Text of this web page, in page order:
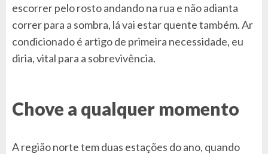
escorrer pelo rosto andando na rua e não adianta
correr para a sombra, lá vai estar quente também. Ar
condicionado é artigo de primeira necessidade, eu
diria, vital para a sobrevivência.
Chove a qualquer momento
A região norte tem duas estações do ano, quando